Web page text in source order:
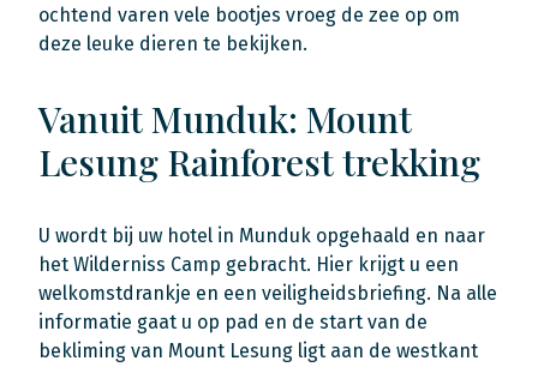
ochtend varen vele bootjes vroeg de zee op om
deze leuke dieren te bekijken.
Vanuit Munduk: Mount
Lesung Rainforest trekking
U wordt bij uw hotel in Munduk opgehaald en naar
het Wilderniss Camp gebracht. Hier krijgt u een
welkomstdrankje en een veiligheidsbriefing. Na alle
informatie gaat u op pad en de start van de
bekliming van Mount Lesung ligt aan de westkant